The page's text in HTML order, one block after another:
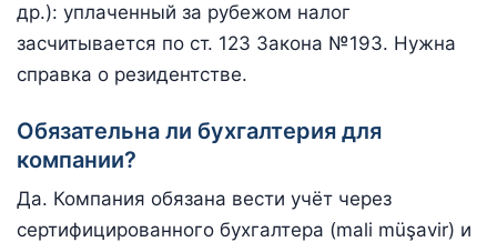
др.): уплаченный за рубежом налог
засчитывается по ст. 123 Закона №193. Нужна
справка о резидентстве.
Обязательна ли бухгалтерия для
компании?
Да. Компания обязана вести учёт через
сертифицированного бухгалтера (mali müşavir) и